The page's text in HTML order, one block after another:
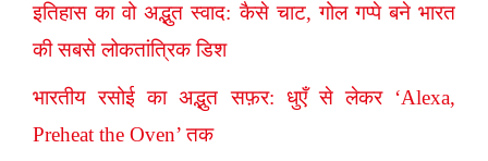
इतिहास का वो अद्भुत स्वाद: कैसे चाट, गोल गप्पे बने भारत
की सबसे लोकतांत्रिक डिश
भारतीय रसोई का अद्भुत सफ़र: धुएँ से लेकर ‘Alexa,
Preheat the Oven’ तक